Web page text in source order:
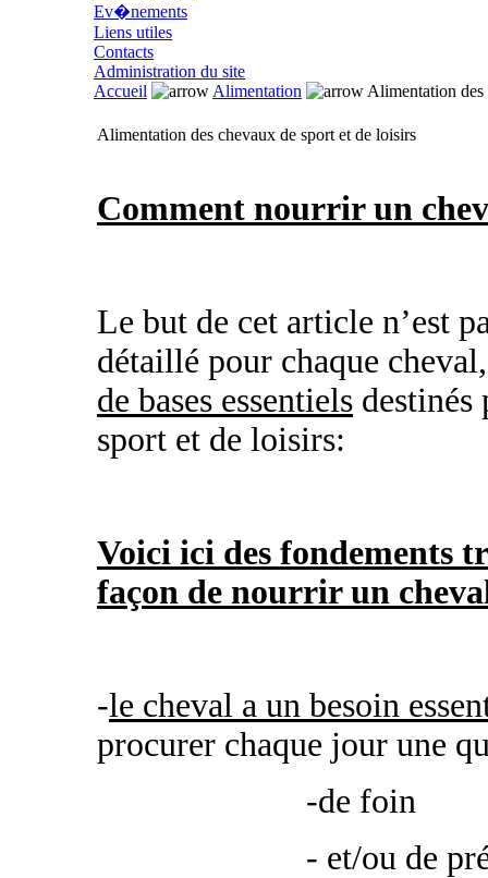
Ev�nements
Liens utiles
Contacts
Administration du site
Accueil
Alimentation Alimentation des
Alimentation des chevaux de sport et de loisirs
Comment nourrir un
Le but de cet article n’est
détaillé pour chaque
de bases essentiels destinés
sport et de loisirs:
Voici ici des fondements
façon de nourrir un
-le cheval a un besoin
procurer chaque jour une
-de foin
- et/ou de